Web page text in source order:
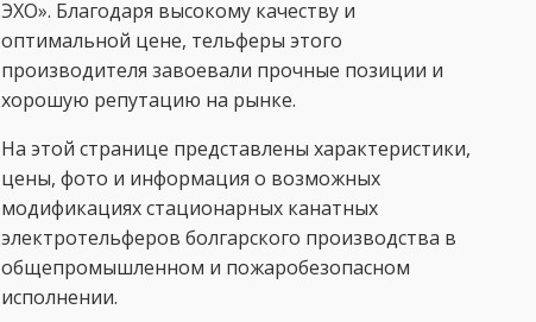
ЭХО». Благодаря высокому качеству и
оптимальной цене, тельферы этого
производителя завоевали прочные позиции и
хорошую репутацию на рынке.
На этой странице представлены характеристики,
цены, фото и информация о возможных
модификациях стационарных канатных
электротельферов болгарского производства в
общепромышленном и пожаробезопасном
исполнении.